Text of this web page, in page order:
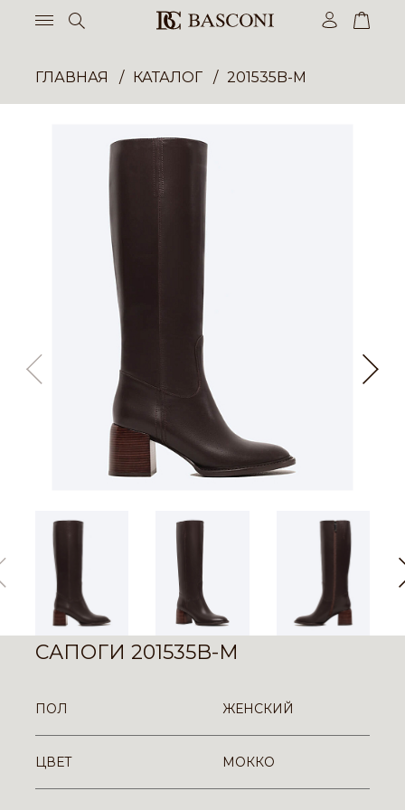
ГЛАВНАЯ КАТАЛОГ 201535B-M
САПОГИ 201535B-M
ПОЛ ЖЕНСКИЙ
ЦВЕТ МОККО